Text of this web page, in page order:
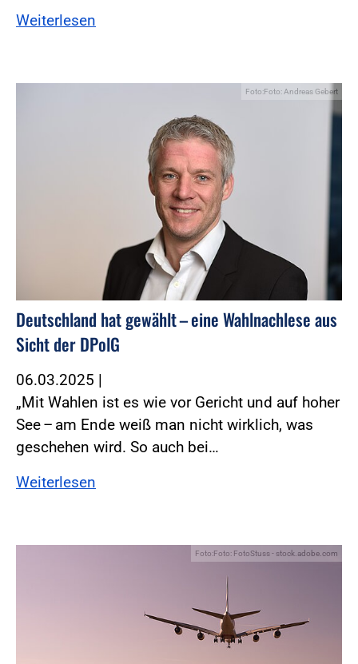
Weiterlesen
Foto:Foto: Andreas Gebert
Deutschland hat gewählt – eine Wahlnachlese aus
Sicht der DPolG
06.03.2025 |
„Mit Wahlen ist es wie vor Gericht und auf hoher
See – am Ende weiß man nicht wirklich, was
geschehen wird. So auch bei…
Weiterlesen
Foto:Foto: FotoStuss - stock.adobe.com